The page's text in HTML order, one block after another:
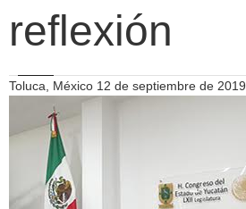
reflexión
Toluca, México 12 de septiembre de 2019